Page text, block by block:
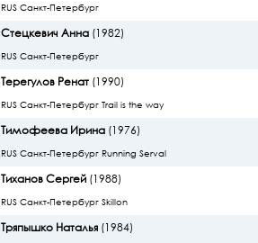
RUS Санкт-Петербург
Стецкевич Анна(1982)
RUS Санкт-Петербург
Терегулов Ренат(1990)
RUS Санкт-Петербург Trail is the way
Тимофеева Ирина(1976)
RUS Санкт-Петербург Running Serval
Тиханов Сергей(1988)
RUS Санкт-Петербург Skillon
Тряпышко Наталья(1984)